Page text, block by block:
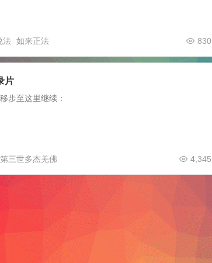
830
法 如来正法
片
步至这里继续：
4,345
第三世多杰羌佛